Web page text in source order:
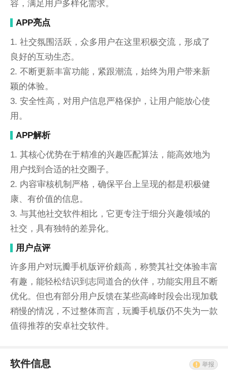
容，满足用户多样化需求。
APP亮点
1. 社交氛围活跃，众多用户在这里积极交流，形成了
良好的互动生态。
2. 不断更新丰富功能，紧跟潮流，始终为用户带来新
颖的体验。
3. 安全性高，对用户信息严格保护，让用户能放心使
用。
APP解析
1. 其核心优势在于精准的兴趣匹配算法，能高效地为
用户找到合适的社交圈子。
2. 内容审核机制严格，确保平台上呈现的都是积极健
康、有价值的信息。
3. 与其他社交软件相比，它更专注于细分兴趣领域的
社交，具有独特的差异化。
用户点评
许多用户对玩瓣手机版评价颇高，称赞其社交体验丰富
有趣，能轻松结识到志同道合的伙伴，功能实用且不断
优化。但也有部分用户反馈在某些高峰时段会出现加载
稍慢的情况，不过整体而言，玩瓣手机版仍不失为一款
值得推荐的安卓社交软件。
软件信息 举报